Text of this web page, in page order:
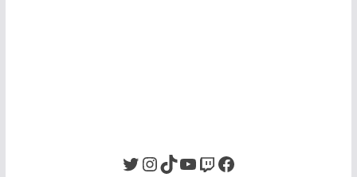
Twitter InstagramTikTok YouTube Twitch Facebook